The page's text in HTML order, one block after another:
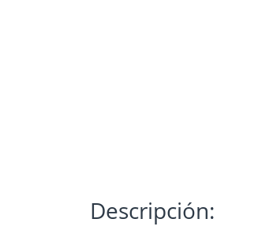
Descripción: